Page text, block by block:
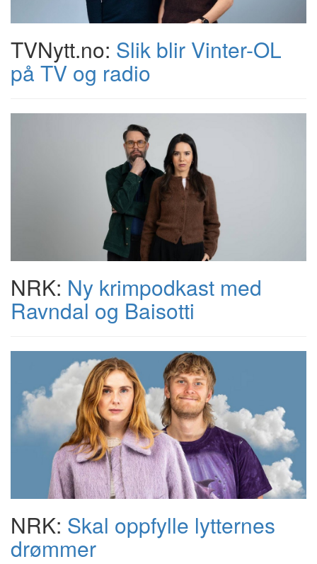
TVNytt.no: Slik blir Vinter-OL
på TV og radio
NRK: Ny krimpodkast med
Ravndal og Baisotti
NRK: Skal oppfylle lytternes
drømmer